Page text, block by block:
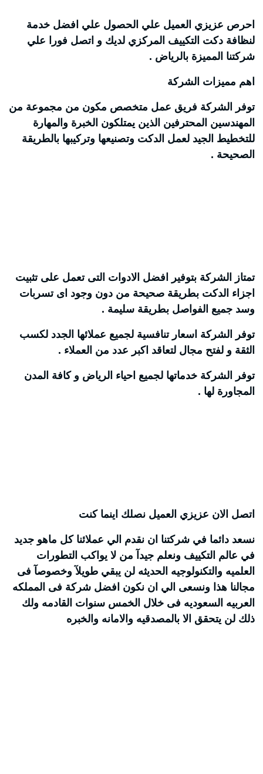
احرص عزيزي العميل علي الحصول علي افضل خدمة
لنظافة دكت التكييف المركزي لديك و اتصل فورا علي
شركتنا المميزة بالرياض .
اهم مميزات الشركة
توفر الشركة فريق عمل متخصص مكون من مجموعة من
المهندسين المحترفين الذين يمتلكون الخبرة والمهارة
للتخطيط الجيد لعمل الدكت وتصنيعها وتركيبها بالطريقة
الصحيحة .
تمتاز الشركة بتوفير افضل الادوات التى تعمل على تثبيت
اجزاء الدكت بطريقة صحيحة من دون وجود اى تسربات
وسد جميع الفواصل بطريقة سليمة .
توفر الشركة اسعار تنافسية لجميع عملائها الجدد لكسب
الثقة و لفتح مجال لتعاقد اكبر عدد من العملاء .
توفر الشركة خدماتها لجميع احياء الرياض و كافة المدن
المجاورة لها .
اتصل الان عزيزي العميل نصلك اينما كنت
نسعد دائما في شركتنا ان نقدم الي عملائنا كل ماهو جديد
في عالم التكييف ونعلم جيدآ من لا يواكب التطورات
العلميه والتكنولوجيه الحديثه لن يبقي طويلآ وخصوصآ فى
مجالنا هذا ونسعى الي ان نكون افضل شركة فى المملكه
العربيه السعوديه فى خلال الخمس سنوات القادمه ولك
ذلك لن يتحقق الا بالمصدقيه والامانه والخبره